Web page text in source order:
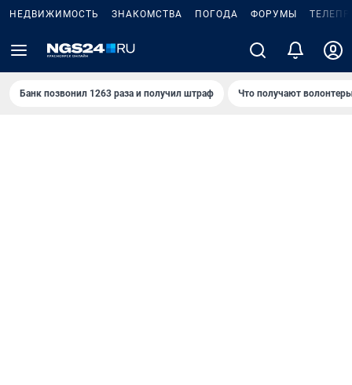
НЕДВИЖИМОСТЬ ЗНАКОМСТВА ПОГОДА ФОРУМЫ
Банк позвонил 1263 раза и получил штраф Что получают